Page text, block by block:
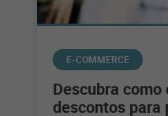
E-COMMERCE
Descubra
descontos para